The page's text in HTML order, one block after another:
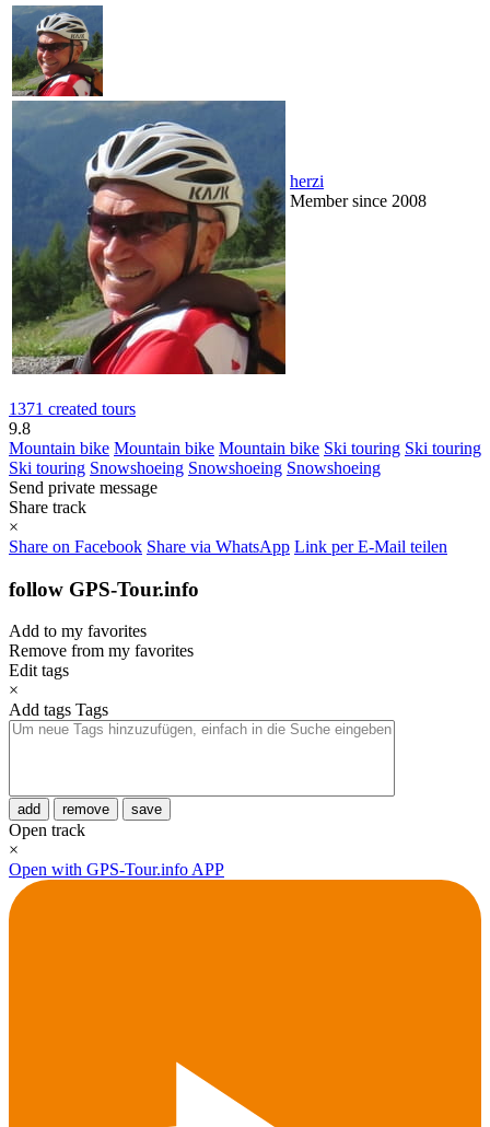
herzi
Member since 2008
1371 created tours
9.8
Mountain bike Mountain bike Mountain bike Ski touring Ski touring
Ski touring Snowshoeing Snowshoeing Snowshoeing
Send private message
Share track
×
Share on Facebook Share via WhatsApp Link per E-Mail teilen
follow GPS-Tour.info
Add to my favorites
Remove from my favorites
Edit tags
×
Add tags Tags
add remove save
Open track
×
Open with GPS-Tour.info APP